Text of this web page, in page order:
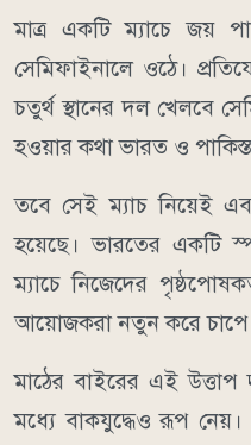
মাত্র একটি ম্যাচে জয়
সেমিফাইনালে ওঠে।
চতুর্থ স্থানের দল খেলবে
হওয়ার কথা ভারত ও
তবে সেই ম্যাচ নিয়েই
হয়েছে। ভারতের একটি
ম্যাচে নিজেদের
আয়োজকরা নতুন করে চাপে
মাঠের বাইরের এই উত্তাপ
মধ্যে বাকযুদ্ধেও রূপ নেয়।